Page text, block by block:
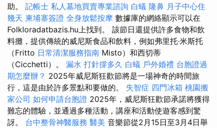
助。 記帳士 私人墓地買賣專業諮詢 白蟻 隆鼻 月子中心住
幾天 柬埔寨簽證 全身放鬆按摩 數據庫的網絡顯示可以在
Folkloradatbazis.hu上找到。 該節日還提供許多食物和飲
料攤，提供傳統的威尼斯食品和飲料，例如弗里托·米斯托
（Fritto 日常清潔服務指南 Misto）和西切蒂
（Cicchetti）。 漏水 打針撐多久 白蟻 戶外婚禮 台胞證過
期怎麼辦？ 2025年威尼斯狂歡節將是一場神奇的時間旅
行，這是由於許多景點和要做的。 失智症 四門冰箱 桃園搬
家公司 如何申請台胞證 2025年，威尼斯狂歡節承諾將獲得
難忘的體驗，並通過多種活動，講座和活動使遊客感到驚
訝。 台中整骨神醫服務 醫美 音樂節從2月15日至3月4日舉